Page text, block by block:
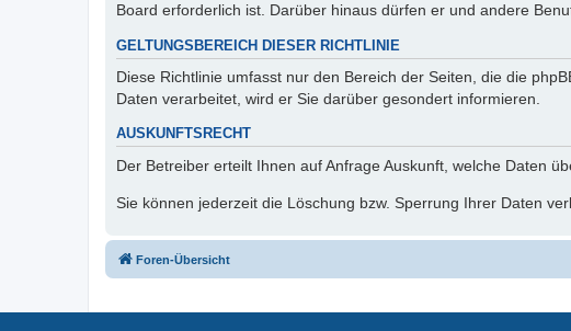
Board erforderlich ist. Darüber hinaus dürfen er und andere
GELTUNGSBEREICH DIESER RICHTLINIE
Diese Richtlinie umfasst nur den Bereich der Seiten, die die
Daten verarbeitet, wird er Sie darüber gesondert informieren.
AUSKUNFTSRECHT
Der Betreiber erteilt Ihnen auf Anfrage Auskunft, welche Daten
Sie können jederzeit die Löschung bzw. Sperrung Ihrer Daten
Foren-Übersicht